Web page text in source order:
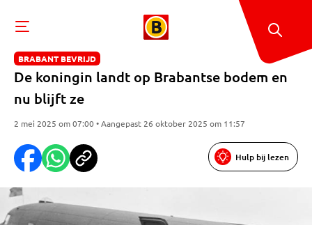
BRABANT BEVRIJD
De koningin landt op Brabantse bodem en
nu blijft ze
2 mei 2025 om 07:00 • Aangepast 26 oktober 2025 om 11:57
Hulp bij lezen